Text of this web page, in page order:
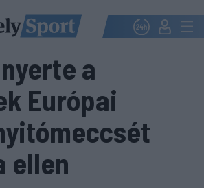
a
Európai
ellen